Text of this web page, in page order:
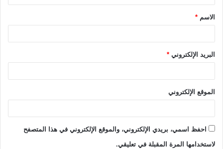
ق
*الاسم *
البريد الإلكتروني *
الموقع الإلكتروني
احفظ اسمي، بريدي الإلكتروني، والموقع الإلكتروني في هذا المتصفح
لاستخدامها المرة المقبلة في تعليقي.